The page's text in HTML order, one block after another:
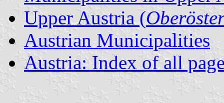
Upper Austria (
Austrian Municipalities
Austria: Index of all